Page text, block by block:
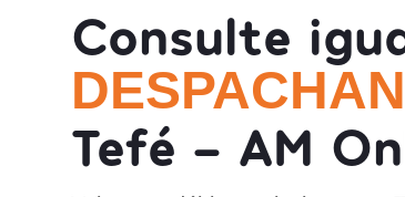
Consulte
Tefé - AM